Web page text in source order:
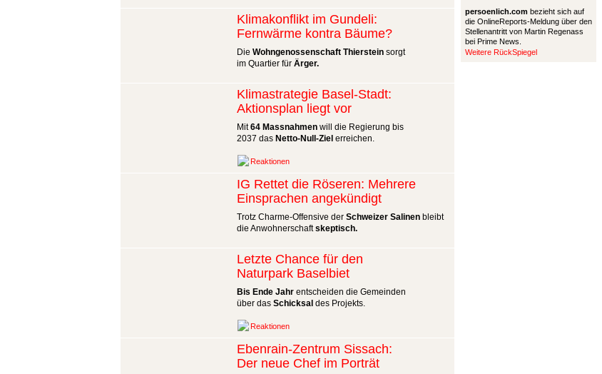
Klimakonflikt im Gundeli:
Fernwärme kontra Bäume?
Die Wohngenossenschaft Thierstein sorgt
im Quartier für Ärger.
Klimastrategie Basel-Stadt:
Aktionsplan liegt vor
Mit64 Massnahmen will die Regierung bis
2037 das Netto-Null-Ziel erreichen.
Reaktionen
IG Rettet die Röseren: Mehrere
Einsprachen angekündigt
Trotz Charme-Offensive der Schweizer Salinen bleibt
die Anwohnerschaftskeptisch.
Letzte Chance für den
Naturpark Baselbiet
Bis Ende Jahr entscheiden die Gemeinden
über das Schicksal des Projekts.
Reaktionen
Ebenrain-Zentrum Sissach:
Der neue Chef im Porträt
persoenlich.com bezieht sich auf
die OnlineReports-Meldung über den
Stellenantritt von Martin Regenass
bei Prime News.
Weitere RückSpiegel